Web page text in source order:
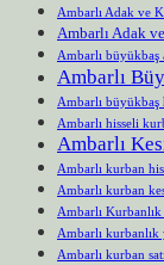
Ambarlı Adak ve
Ambarlı Adak
Ambarlı büyükbaş
Ambarlı
Ambarlı büyükbaş
Ambarlı hisseli
Ambarlı
Ambarlı kurban
Ambarlı kurban
Ambarlı Kurbanlık
Ambarlı kurbanlık
Ambarlı kurban